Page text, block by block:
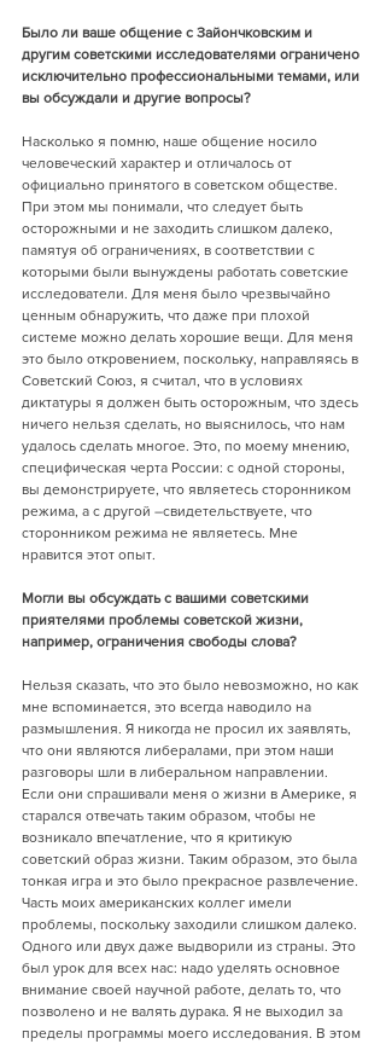
Было ли ваше общение с Зайончковским и
другим советскими исследователями ограничено
исключительно профессиональными темами, или
вы обсуждали и другие вопросы?
Насколько я помню, наше общение носило
человеческий характер и отличалось от
официально принятого в советском обществе.
При этом мы понимали, что следует быть
осторожными и не заходить слишком далеко,
памятуя об ограничениях, в соответствии с
которыми были вынуждены работать советские
исследователи. Для меня было чрезвычайно
ценным обнаружить, что даже при плохой
системе можно делать хорошие вещи. Для меня
это было откровением, поскольку, направляясь в
Советский Союз, я считал, что в условиях
диктатуры я должен быть осторожным, что здесь
ничего нельзя сделать, но выяснилось, что нам
удалось сделать многое. Это, по моему мнению,
специфическая черта России: с одной стороны,
вы демонстрируете, что являетесь сторонником
режима, а с другой –свидетельствуете, что
сторонником режима не являетесь. Мне
нравится этот опыт.
Могли вы обсуждать с вашими советскими
приятелями проблемы советской жизни,
например, ограничения свободы слова?
Нельзя сказать, что это было невозможно, но как
мне вспоминается, это всегда наводило на
размышления. Я никогда не просил их заявлять,
что они являются либералами, при этом наши
разговоры шли в либеральном направлении.
Если они спрашивали меня о жизни в Америке, я
старался отвечать таким образом, чтобы не
возникало впечатление, что я критикую
советский образ жизни. Таким образом, это была
тонкая игра и это было прекрасное развлечение.
Часть моих американских коллег имели
проблемы, поскольку заходили слишком далеко.
Одного или двух даже выдворили из страны. Это
был урок для всех нас: надо уделять основное
внимание своей научной работе, делать то, что
позволено и не валять дурака. Я не выходил за
пределы программы моего исследования. В этом